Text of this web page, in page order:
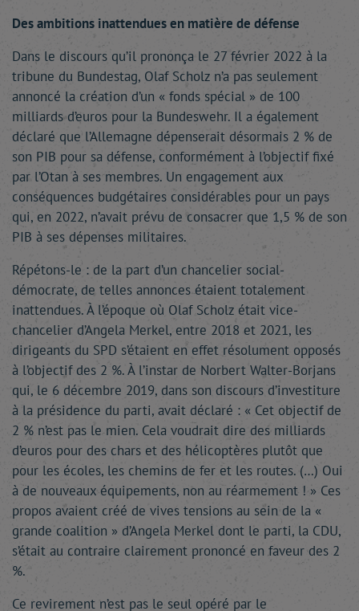
Des ambitions inattendues en matière de défense
Dans le discours qu’il prononça le 27 février 2022 à la
tribune du Bundestag, Olaf Scholz n’a pas seulement
annoncé la création d’un « fonds spécial » de 100
milliards d’euros pour la Bundeswehr. Il a également
déclaré que l’Allemagne dépenserait désormais 2 % de
son PIB pour sa défense, conformément à l’objectif fixé
par l’Otan à ses membres. Un engagement aux
conséquences budgétaires considérables pour un pays
qui, en 2022, n’avait prévu de consacrer que 1,5 % de son
PIB à ses dépenses militaires.
Répétons-le : de la part d’un chancelier social-
démocrate, de telles annonces étaient totalement
inattendues. À l’époque où Olaf Scholz était vice-
chancelier d’Angela Merkel, entre 2018 et 2021, les
dirigeants du SPD s’étaient en effet résolument opposés
à l’objectif des 2 %. À l’instar de Norbert Walter-Borjans
qui, le 6 décembre 2019, dans son discours d’investiture
à la présidence du parti, avait déclaré : « Cet objectif de
2 % n’est pas le mien. Cela voudrait dire des milliards
d’euros pour des chars et des hélicoptères plutôt que
pour les écoles, les chemins de fer et les routes. (…) Oui
à de nouveaux équipements, non au réarmement ! » Ces
propos avaient créé de vives tensions au sein de la «
grande coalition » d’Angela Merkel dont le parti, la CDU,
s’était au contraire clairement prononcé en faveur des 2
%.
Ce revirement n’est pas le seul opéré par le